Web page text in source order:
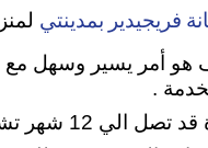
فريجيدير بمدينتي
هو أمر يسير وسهل مع
.
وقيمة المصنعية داخل فترة الضمان